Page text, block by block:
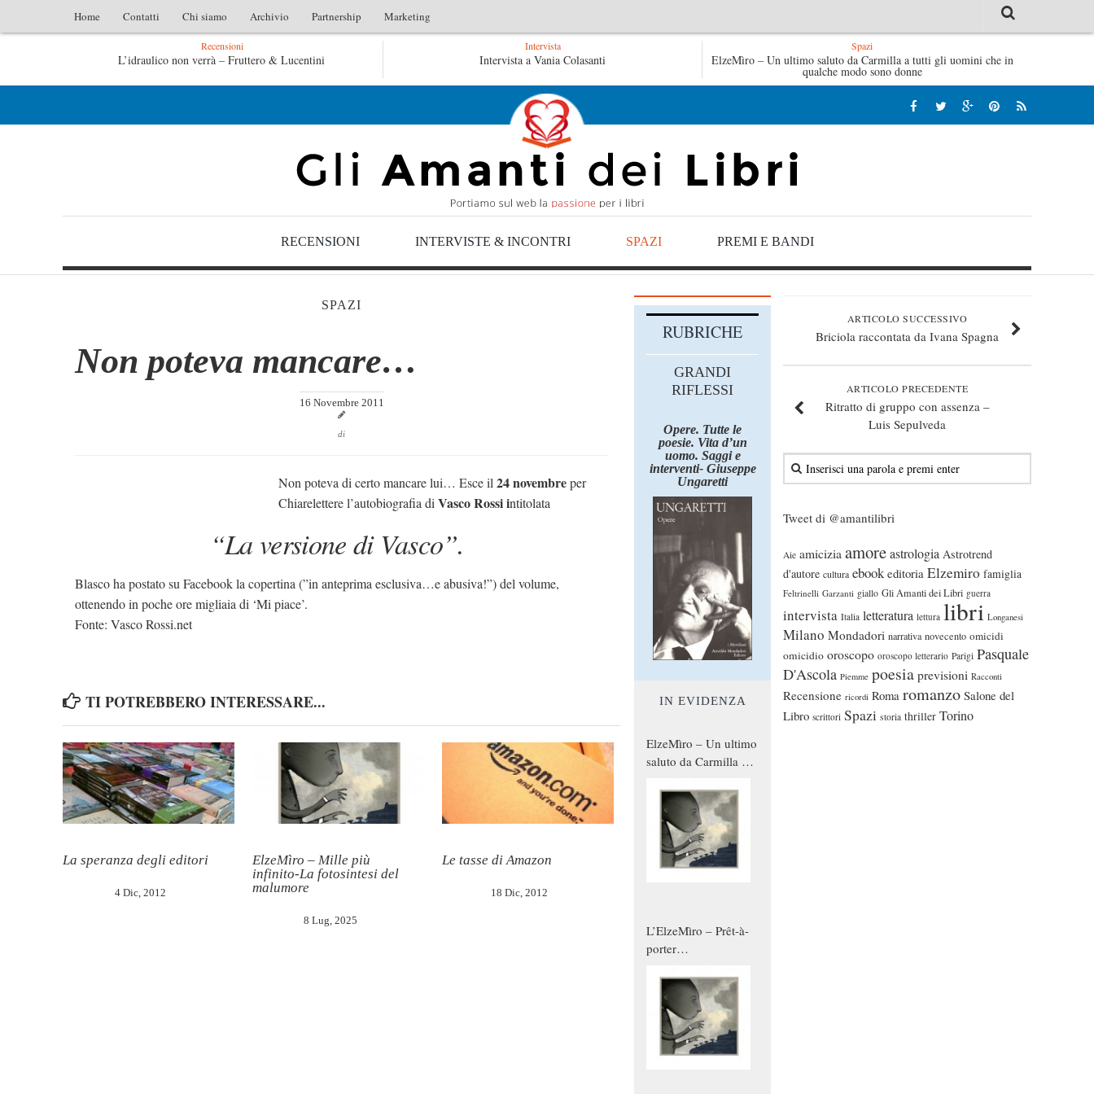
Home Contatti Chi siamo Archivio Partnership Marketing
Recensioni
L’idraulico non verrà – Fruttero & Lucentini Le anime salve di Fabrizio De André – Jan Gaggetta Tutte le mattine di Sybil – Virginia Evans
Intervista
Intervista a Vania Colasanti
Spazi
ElzeMìro – Un ultimo saluto da Carmilla a tutti gli uomini che in
qualche modo sono donne
RECENSIONI INTERVISTE & INCONTRI SPAZI PREMI E BANDI
SPAZI
Non poteva mancare…
16 Novembre 2011
di
Non poteva di certo mancare lui… Esce il 24 novembreper
Chiareletterel’autobiografia di Vasco Rossi intitolata
“La versione di Vasco”.
Blasco ha postato su Facebook la copertina (”in anteprima esclusiva…e abusiva!”) del volume,
ottenendo in poche ore migliaia di ‘Mi piace’.
Fonte: Vasco Rossi.net
TI POTREBBERO INTERESSARE...
La speranza degli editori
4 Dic, 2012
ElzeMìro – Mille più
infinito-La fotosintesi del
malumore
8 Lug, 2025
Le tasse di Amazon
18 Dic, 2012
ARTICOLO SUCCESSIVO
Briciola raccontata da Ivana Spagna
ARTICOLO PRECEDENTE
Ritratto di gruppo con assenza –
Luis Sepulveda
Tweet di @amantilibri
Aie amicizia amoreastrologia Astrotrend
d'autore cultura ebook editoria Elzemiro famiglia
Feltrinelli Garzanti giallo Gli Amanti dei Libri guerra
intervista Italia letteratura lettura libri Longanesi
Milano Mondadori narrativa novecento omicidi
omicidio oroscopo oroscopo letterario Parigi Pasquale
D'Ascola Piemme poesia previsioni Racconti
Recensione ricordi Roma romanzo Salone del
Libro scrittori Spazi storia thriller Torino
RUBRICHE
GRANDI
RIFLESSI
Opere. Tutte le
poesie. Vita d’un
uomo. Saggi e
interventi- Giuseppe
Ungaretti
IN EVIDENZA
ElzeMìro – Un ultimo
saluto da Carmilla a
qualche modo sono
donne
L’ElzeMìro – Prêt-à-
porter